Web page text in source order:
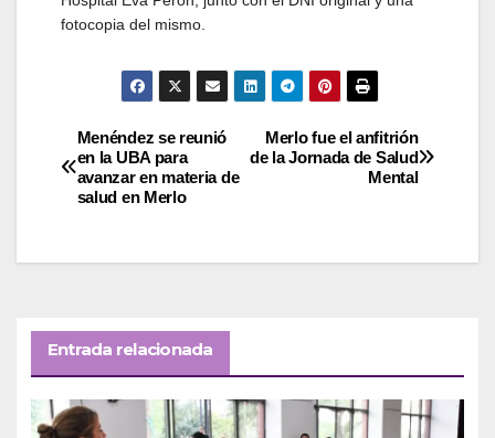
fotocopia del mismo.
Navegación
de
Merlo fue el anfitrión
de la Jornada de Salud
Mental
Menéndez se reunió
en la UBA para
avanzar en materia de
salud en Merlo
Entrada relacionada